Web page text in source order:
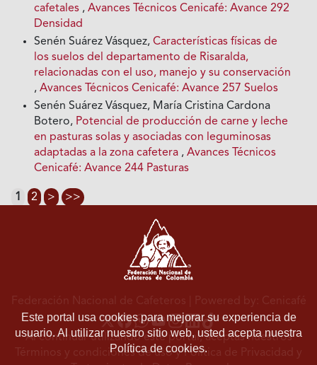
cafetales ,Avances Técnicos Cenicafé: Avance 292
Densidad
Senén Suárez Vásquez,Características físicas de
los suelos del departamento de Risaralda,
relacionadas con el uso, manejo y su conservación
,Avances Técnicos Cenicafé: Avance 257 Suelos
Senén Suárez Vásquez, María Cristina Cardona
Botero, Potencial de producción de carne y leche
en pasturas solas y asociadas con leguminosas
adaptadas a la zona cafetera ,Avances Técnicos
Cenicafé: Avance 244 Pasturas
1 2 > >>
Este portal usa cookies para mejorar su experiencia de
usuario. Al utilizar nuestro sitio web, usted acepta nuestra
Política de cookies.
Federación Nacional de Cafeteros | Powered by: Cenicafé
Al continuar utilizando este portal, aceptas nuestros
Términos y condiciones de usoyPolítica de Privacidad y